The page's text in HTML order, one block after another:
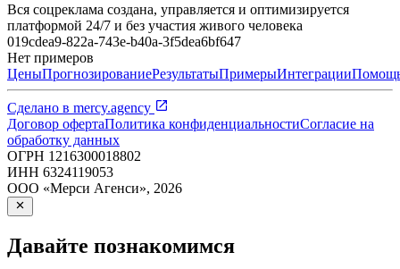
Вся соцреклама создана, управляется и оптимизируется
платформой 24/7 и без участия живого человека
019cdea9-822a-743e-b40a-3f5dea6bf647
Нет примеров
ЦеныПрогнозированиеРезультатыПримерыИнтеграции
Сделано в mercy.agency
Договор офертаПолитика конфиденциальностиСогласие на
обработку данных
ОГРН 1216300018802
ИНН 6324119053
ООО «Мерси Агенси», 2026
Давайте познакомимся